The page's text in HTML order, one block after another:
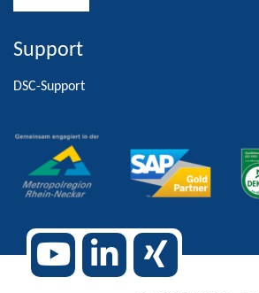
Alternative:
Support
DSC-Support